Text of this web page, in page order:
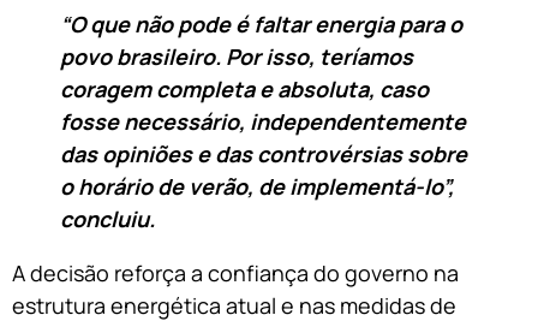
“O que não pode é faltar energia para o
povo brasileiro. Por isso, teríamos
coragem completa e absoluta, caso
fosse necessário, independentemente
das opiniões e das controvérsias sobre
o horário de verão, de implementá-lo”,
concluiu.
A decisão reforça a confiança do governo na
estrutura energética atual e nas medidas de